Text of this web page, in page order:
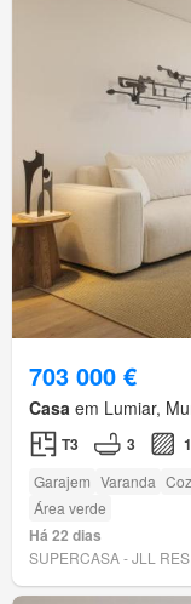
703 000 €
Casa em Lumiar,
T3 3
Garajem Varanda
Área verde
Há 22 dias
SUPERCASA - JLL